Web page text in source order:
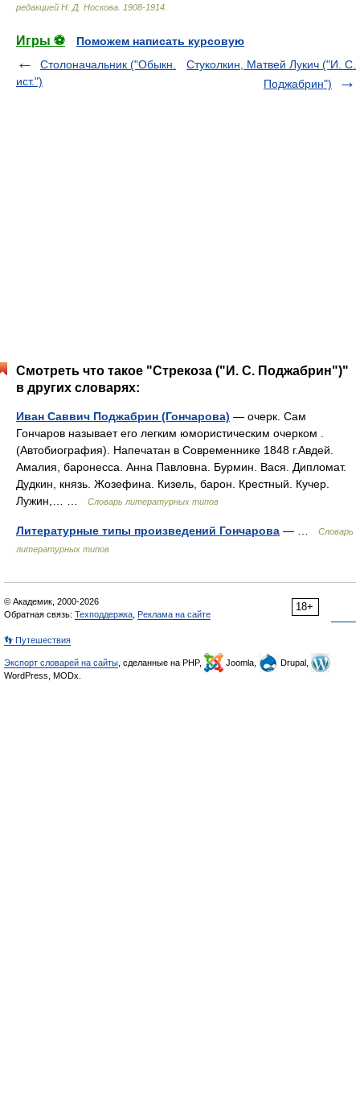
редакцией Н. Д. Носкова 1908-1914
Игры ⚽
Поможем написать курсовую
Столоначальник ("Обыкн.
ист.")
Стуколкин, Матвей Лукич ("И. С.
Поджабрин")
Смотреть что такое "Стрекоза ("И. С. Поджабрин")"
в других словарях:
Иван Саввич Поджабрин (Гончарова) — очерк. Сам
Гончаров называет его легким юмористическим очерком .
(Автобиография). Напечатан в Современнике 1848 г.Авдей.
Амалия, баронесса. Анна Павловна. Бурмин. Вася. Дипломат.
Дудкин, князь. Жозефина. Кизель, барон. Крестный. Кучер.
Лужин,… …
Словарь литературных типов
Литературные типы произведений Гончарова — …
Словарь
литературных типов
18+
© Академик, 2000-2026
Обратная связь: Техподдержка Реклама на сайте
👣 Путешествия
Экспорт словарей на сайты , сделанные на PHP, Joomla,
Drupal,
WordPress, MODx.